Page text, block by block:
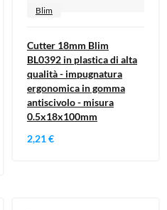
Blim
Cutter 18mm Blim
BL0392 in plastica di alta
qualità - impugnatura
ergonomica in gomma
antiscivolo - misura
0.5x18x100mm
2,21 €